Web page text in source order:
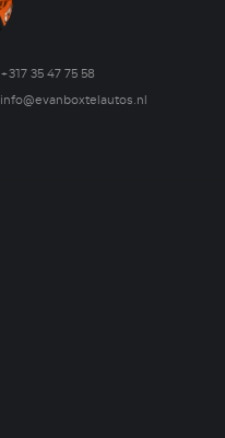
+317 35 47 75 58
info@evanboxtelautos.nl